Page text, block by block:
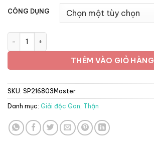
là:
290.000 ₫.
tại
là:
CÔNG DỤNG
VB LIVO PLUS 1 Lít - Can số lượng
THÊM VÀO GIỎ HÀNG
SKU: SP216803Master
Danh mục: Giải độc Gan, Thận